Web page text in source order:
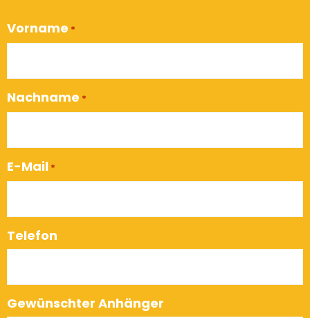
Vorname *
Nachname *
E-Mail *
Telefon
Gewünschter Anhänger